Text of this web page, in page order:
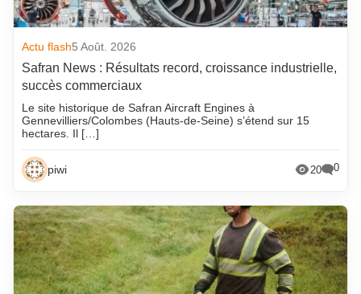
Actu flash5 Août. 2026
Safran News : Résultats record, croissance industrielle,
succès commerciaux
Le site historique de Safran Aircraft Engines à
Gennevilliers/Colombes (Hauts-de-Seine) s’étend sur 15
hectares. Il […]
piwi 20 0